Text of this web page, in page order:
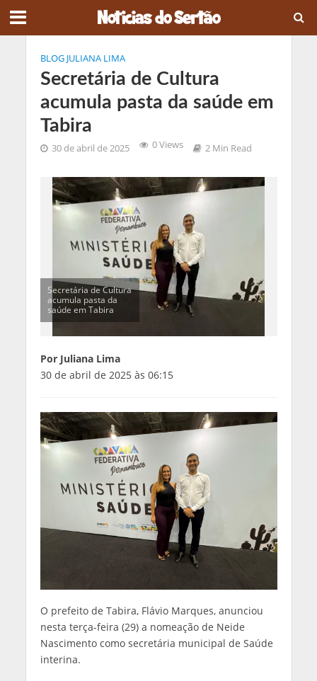
BLOG JULIANA LIMA
Secretária de Cultura
acumula pasta da saúde em
Tabira
30 de abril de 2025 0 Views 2 Min Read
Secretária de Cultura
acumula pasta da
saúde em Tabira
Por Juliana Lima
30 de abril de 2025 às 06:15
O prefeito de Tabira, Flávio Marques, anunciou
nesta terça-feira (29) a nomeação de Neide
Nascimento como secretária municipal de Saúde
interina.